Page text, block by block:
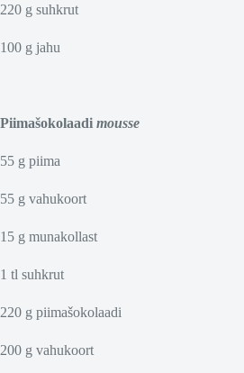
220 g suhkrut
100 g jahu
Piimašokolaadi mousse
55 g piima
55 g vahukoort
15 g munakollast
1 tl suhkrut
220 g piimašokolaadi
200 g vahukoort